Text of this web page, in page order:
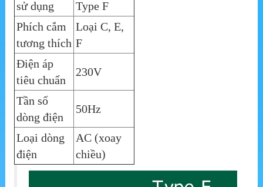
sử dụng
Type F
Phích cắm
tương thích
Loại C, E,
F
Điện áp
tiêu chuẩn
230V
Tần số
dòng điện
50Hz
Loại dòng
điện
AC (xoay
chiều)